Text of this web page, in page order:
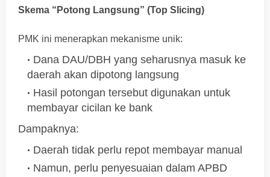
Skema “Potong Langsung” (Top Slicing)
PMK ini menerapkan mekanisme unik:
Dana DAU/DBH yang seharusnya masuk ke
daerah akan dipotong langsung
Hasil potongan tersebut digunakan untuk
membayar cicilan ke bank
Dampaknya:
Daerah tidak perlu repot membayar manual
Namun, perlu penyesuaian dalam APBD